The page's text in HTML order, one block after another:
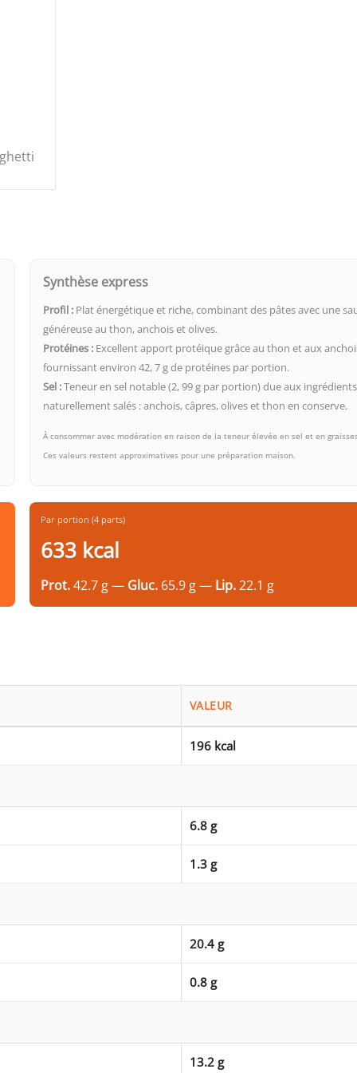
Synthèse express
Profil : Plat énergétique et riche, combinant des pâtes avec une
généreuse au thon, anchois et olives.
Protéines : Excellent apport protéique grâce au thon et aux
fournissant environ 42, 7 g de protéines par portion.
Sel :Teneur en sel notable (2, 99 g par portion) due aux ingrédients
naturellement salés : anchois, câpres, olives et thon en conserve.
À consommer avec modération en raison de la teneur élevée en sel et en
Ces valeurs restent approximatives pour une préparation maison.
Par portion (4 parts)
633 kcal
Prot.42.7 g — Gluc. 65.9 g — Lip.22.1 g
VALEUR
196 kcal
6.8 g
1.3 g
20.4 g
0.8 g
13.2 g